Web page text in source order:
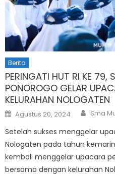
Berita
PERINGATI HUT RI KE 79,
PONOROGO GELAR
KELURAHAN NOLOGATEN
Posted
on
Agustus 20, 2024 Author
Sma
Setelah sukses menggelar
Nologaten pada tahun
kembali menggelar upacara
bersama dengan kelurahan